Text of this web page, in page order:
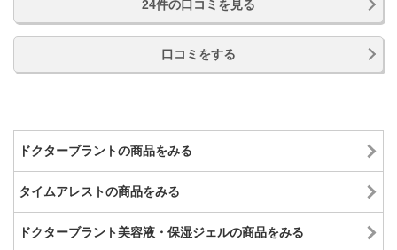
24件の口コミを見る
口コミをする
ドクターブラントの商品をみる
タイムアレストの商品をみる
ドクターブラント美容液・保湿ジェルの商品をみる